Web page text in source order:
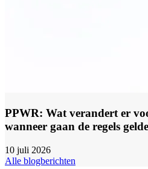
PPWR: Wat verandert er
wanneer gaan de regels
10 juli 2026
Alle blogberichten